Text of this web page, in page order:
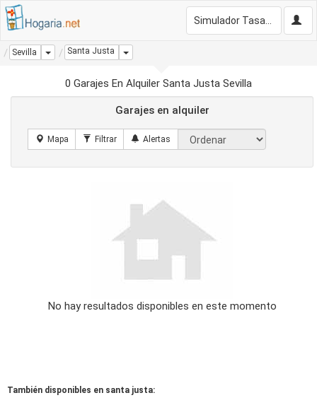
Sevilla Dropdown
Santa Justa Dropdown
0 Garajes En Alquiler Santa Justa Sevilla
Garajes en alquiler
No hay resultados disponibles en este momento
También disponibles en santa justa: